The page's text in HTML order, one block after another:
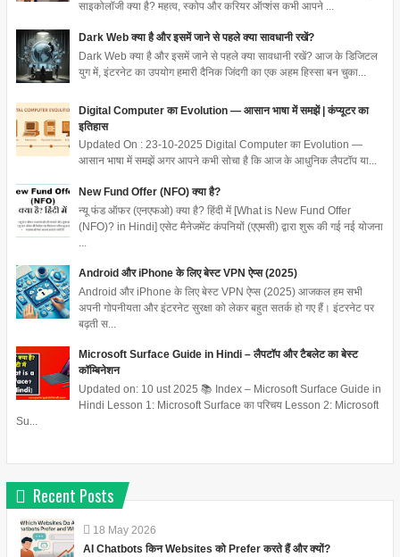
साइकोलॉजी क्या है? महत्व, स्कोप और करियर ऑप्शंस कभी आपने ...
Dark Web क्या है और इसमें जाने से पहले क्या सावधानी रखें?
Dark Web क्या है और इसमें जाने से पहले क्या सावधानी रखें? आज के डिजिटल
युग में, इंटरनेट का उपयोग हमारी दैनिक जिंदगी का एक अहम हिस्सा बन चुका...
Digital Computer का Evolution — आसान भाषा में समझें | कंप्यूटर का
इतिहास
Updated On : 23-10-2025 Digital Computer का Evolution —
आसान भाषा में समझें अगर आपने कभी सोचा है कि आज के आधुनिक लैपटॉप या...
New Fund Offer (NFO) क्या है?
न्यू फंड ऑफर (एनएफओ) क्या है? हिंदी में [What is New Fund Offer
(NFO)? in Hindi] एसेट मैनेजमेंट कंपनियों (एएमसी) द्वारा शुरू की गई नई योजना
Android और iPhone के लिए बेस्ट VPN ऐप्स (2025)
Android और iPhone के लिए बेस्ट VPN ऐप्स (2025) आजकल हम सभी
अपनी गोपनीयता और इंटरनेट सुरक्षा को लेकर बहुत सतर्क हो गए हैं। इंटरनेट पर
बढ़ती स...
Microsoft Surface Guide in Hindi – लैपटॉप और टैबलेट का बेस्ट
कॉम्बिनेशन
Updated on: 10 ust 2025 📚 Index – Microsoft Surface Guide in
Hindi Lesson 1: Microsoft Surface का परिचय Lesson 2: Microsoft
Su...
Recent Posts
18 May 2026
AI Chatbots किन Websites को Prefer करते हैं और क्यों?